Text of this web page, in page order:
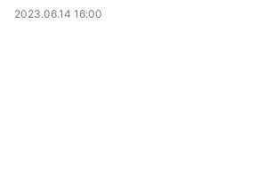
2023.06.14 16:00